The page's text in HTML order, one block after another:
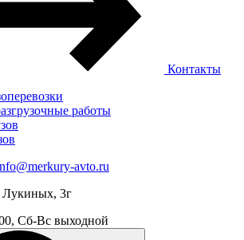
Контакты
работы
avto.ru
Лукиных, 3г
Сб-Вс выходной